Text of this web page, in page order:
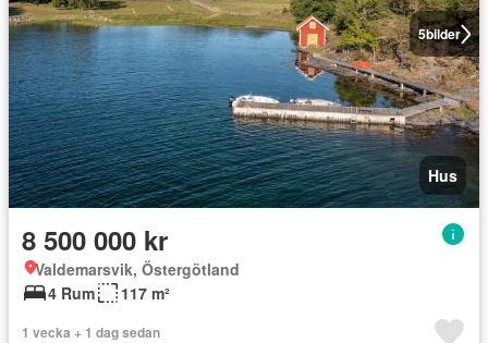
5bilder
Hus
8 500 000 kr
Valdemarsvik, Östergötland
4 Rum
117 m²
1 vecka + 1 dag sedan